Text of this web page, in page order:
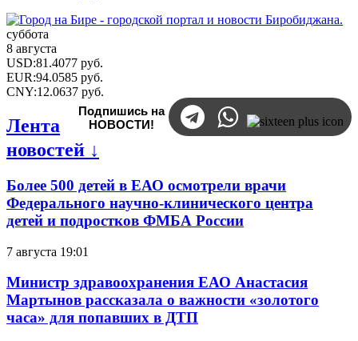
суббота
8 августа
USD:81.4077 руб.
EUR:94.0585 руб.
CNY:12.0637 руб.
Подпишись на
НОВОСТИ!
Лента
новостей ↓
Более 500 детей в ЕАО осмотрели врачи
Федерального научно-клинического центра
детей и подростков ФМБА России
7 августа 19:01
Министр здравоохранения ЕАО Анастасия
Мартынов рассказала о важности «золотого
часа» для попавших в ДТП